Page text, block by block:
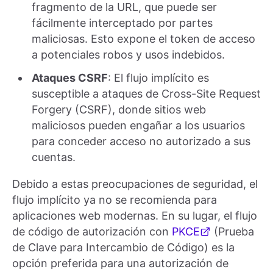
fragmento de la URL, que puede ser
fácilmente interceptado por partes
maliciosas. Esto expone el token de acceso
a potenciales robos y usos indebidos.
Ataques CSRF: El flujo implícito es
susceptible a ataques de Cross-Site Request
Forgery (CSRF), donde sitios web
maliciosos pueden engañar a los usuarios
para conceder acceso no autorizado a sus
cuentas.
Debido a estas preocupaciones de seguridad, el
flujo implícito ya no se recomienda para
aplicaciones web modernas. En su lugar, el flujo
de código de autorización con PKCE
(Prueba
de Clave para Intercambio de Código) es la
opción preferida para una autorización de